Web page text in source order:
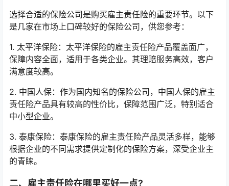
选择合适的保险公司是购买雇主责任险的重要环节。以下
是几家在市场上口碑较好的保险公司，供您参考：
1. 太平洋保险：太平洋保险的雇主责任险产品覆盖面广，
保障内容全面，适用于各类企业。其理赔服务高效，客户
满意度较高。
2. 中国人保：作为国内知名的保险公司，中国人保的雇主
责任险产品具有较高的性价比，保障范围广泛，特别适合
中小型企业。
3. 泰康保险：泰康保险的雇主责任险产品灵活多样，能够
根据企业的不同需求提供定制化的保险方案，深受企业主
的青睐。
二、雇主责任险在哪里买好一点?